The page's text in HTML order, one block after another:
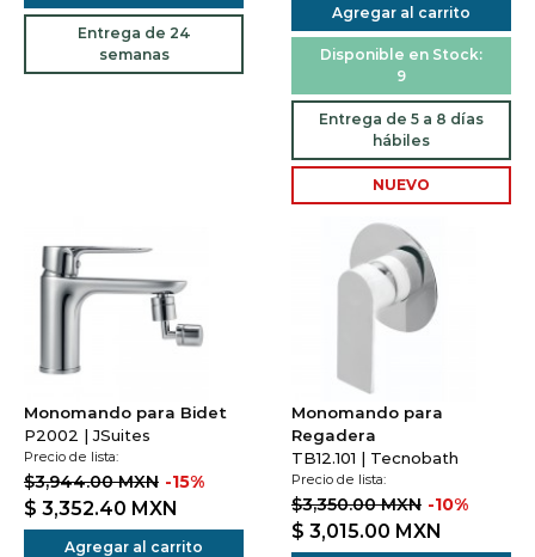
Entrega de 24
semanas
Agregar al carrito
Disponible en Stock:
9
Entrega de 5 a 8 días
hábiles
NUEVO
Monomando para Bidet
P2002 | JSuites
Precio de lista:
$3,944.00 MXN -15%
$ 3,352.40 MXN
Agregar al carrito
Monomando para
Regadera
TB12.101 | Tecnobath
Precio de lista:
$3,350.00 MXN -10%
$ 3,015.00 MXN